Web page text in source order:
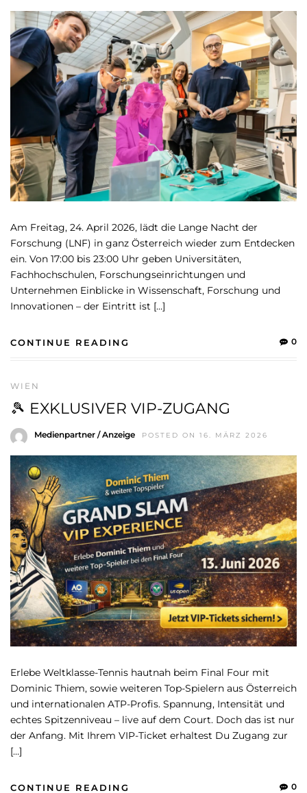
Am Freitag, 24. April 2026, lädt die Lange Nacht der
Forschung (LNF) in ganz Österreich wieder zum Entdecken
ein. Von 17:00 bis 23:00 Uhr geben Universitäten,
Fachhochschulen, Forschungseinrichtungen und
Unternehmen Einblicke in Wissenschaft, Forschung und
Innovationen – der Eintritt ist […]
CONTINUE READING 0
WIEN
🎾 EXKLUSIVER VIP-ZUGANG
Medienpartner / Anzeige POSTED ON 16. MÄRZ 2026
Erlebe Weltklasse-Tennis hautnah beim Final Four mit
Dominic Thiem, sowie weiteren Top-Spielern aus Österreich
und internationalen ATP-Profis. Spannung, Intensität und
echtes Spitzenniveau – live auf dem Court. Doch das ist nur
der Anfang. Mit Ihrem VIP-Ticket erhaltest Du Zugang zur
[…]
CONTINUE READING 0